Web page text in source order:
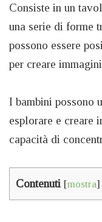
Consiste in un
una serie di forme
possono essere
per creare
I bambini possono
esplorare e creare
capacità di
Contenuti [mostra]